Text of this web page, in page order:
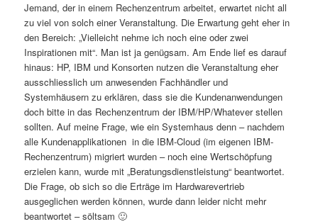
Jemand, der in einem Rechenzentrum arbeitet, erwartet nicht all
zu viel von solch einer Veranstaltung. Die Erwartung geht eher in
den Bereich: „Vielleicht nehme ich noch eine oder zwei
Inspirationen mit“. Man ist ja genügsam. Am Ende lief es darauf
hinaus: HP, IBM und Konsorten nutzen die Veranstaltung eher
ausschliesslich um anwesenden Fachhändler und
Systemhäusern zu erklären, dass sie die Kundenanwendungen
doch bitte in das Rechenzentrum der IBM/HP/Whatever stellen
sollten. Auf meine Frage, wie ein Systemhaus denn – nachdem
alle Kundenapplikationen in die IBM-Cloud (im eigenen IBM-
Rechenzentrum) migriert wurden – noch eine Wertschöpfung
erzielen kann, wurde mit „Beratungsdienstleistung“ beantwortet.
Die Frage, ob sich so die Erträge im Hardwarevertrieb
ausgeglichen werden können, wurde dann leider nicht mehr
beantwortet – söltsam 🙂